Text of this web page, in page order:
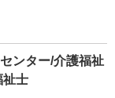
ンター/介護福祉
祉士